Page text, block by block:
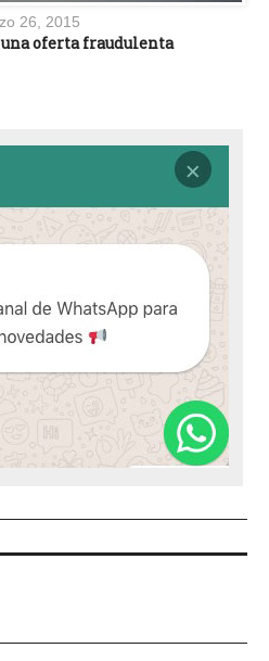
26, 2015
oferta fraudulenta